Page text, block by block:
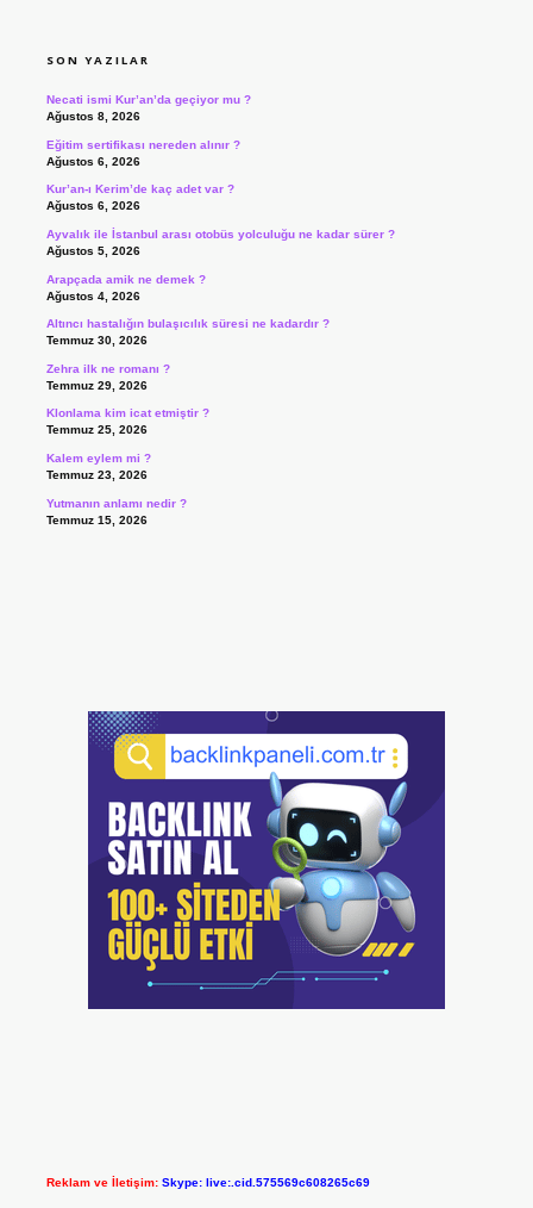
SON YAZILAR
Necati ismi Kur’an’da geçiyor mu ?
Ağustos 8, 2026
Eğitim sertifikası nereden alınır ?
Ağustos 6, 2026
Kur’an-ı Kerim’de kaç adet var ?
Ağustos 6, 2026
Ayvalık ile İstanbul arası otobüs yolculuğu ne kadar sürer ?
Ağustos 5, 2026
Arapçada amik ne demek ?
Ağustos 4, 2026
Altıncı hastalığın bulaşıcılık süresi ne kadardır ?
Temmuz 30, 2026
Zehra ilk ne romanı ?
Temmuz 29, 2026
Klonlama kim icat etmiştir ?
Temmuz 25, 2026
Kalem eylem mi ?
Temmuz 23, 2026
Yutmanın anlamı nedir ?
Temmuz 15, 2026
Reklam ve İletişim: Skype: live:.cid.575569c608265c69